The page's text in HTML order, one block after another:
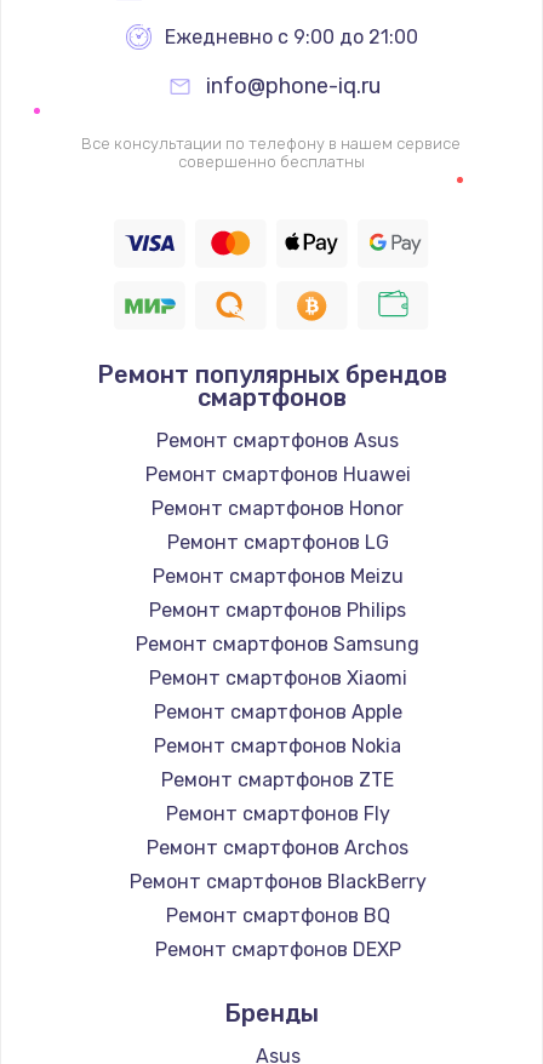
Заказать
Ремонт петель крышки
Заказать
Настройка Wi-Fi
Заказать
Замена шим-контроллера
3900 руб.
Заказать
Замена HDMI
1200 руб.
Заказать
Установка драйверов
950 руб.
Заказать
Замена жесткого диска
1000 руб.
Заказать
Чистка от пыли
Заказать
Ежедневно с 9:00 до 21:00
info@phone-iq.ru
Все консультации по телефону в нашем сервисе
совершенно бесплатны
Ремонт популярных брендов
смартфонов
Ремонт смартфонов Asus
Ремонт смартфонов Huawei
Ремонт смартфонов Honor
Ремонт смартфонов LG
Ремонт смартфонов Meizu
Ремонт смартфонов Philips
Ремонт смартфонов Samsung
Ремонт смартфонов Xiaomi
Ремонт смартфонов Apple
Ремонт смартфонов Nokia
Ремонт смартфонов ZTE
Ремонт смартфонов Fly
Ремонт смартфонов Archos
Ремонт смартфонов BlackBerry
Ремонт смартфонов BQ
Ремонт смартфонов DEXP
Ремонт смартфонов Ginzzu
Ремонт смартфонов Highscreen
Бренды
Asus